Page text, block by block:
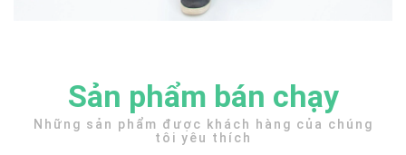
Sản phẩm bán chạy
Những sản phẩm được khách hàng của chúng
tôi yêu thích